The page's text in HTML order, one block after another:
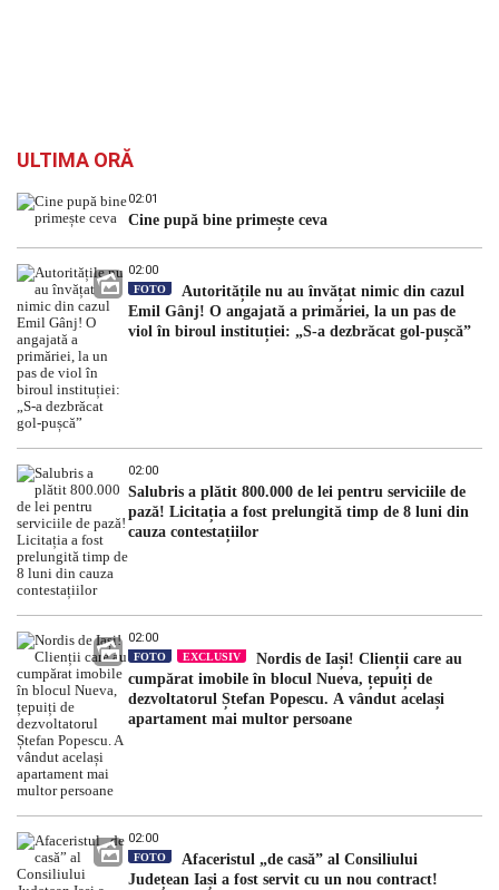
ULTIMA ORĂ
02:01
Cine pupă bine primește ceva
02:00
FOTO
Autoritățile nu au învățat nimic din cazul
Emil Gânj! O angajată a primăriei, la un pas de
viol în biroul instituției: „S-a dezbrăcat gol-pușcă”
02:00
Salubris a plătit 800.000 de lei pentru serviciile de
pază! Licitația a fost prelungită timp de 8 luni din
cauza contestațiilor
02:00
FOTO EXCLUSIV
Nordis de Iași! Clienții care au
cumpărat imobile în blocul Nueva, țepuiți de
dezvoltatorul Ștefan Popescu. A vândut același
apartament mai multor persoane
02:00
FOTO
Afaceristul „de casă” al Consiliului
Județean Iași a fost servit cu un nou contract!